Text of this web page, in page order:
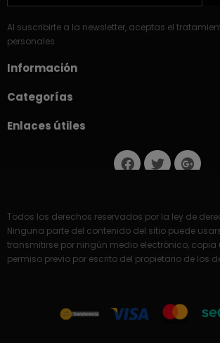
Al suscribirte a la newsletter, aceptas el
personales
Información
Categorías
Enlaces útiles
Todos los derechos reservados por la ley de
Ninguna parte del contenido del sitio puede
transmitirse por ningún medio electrónico, copia
permiso previo por escrito del propietario de los